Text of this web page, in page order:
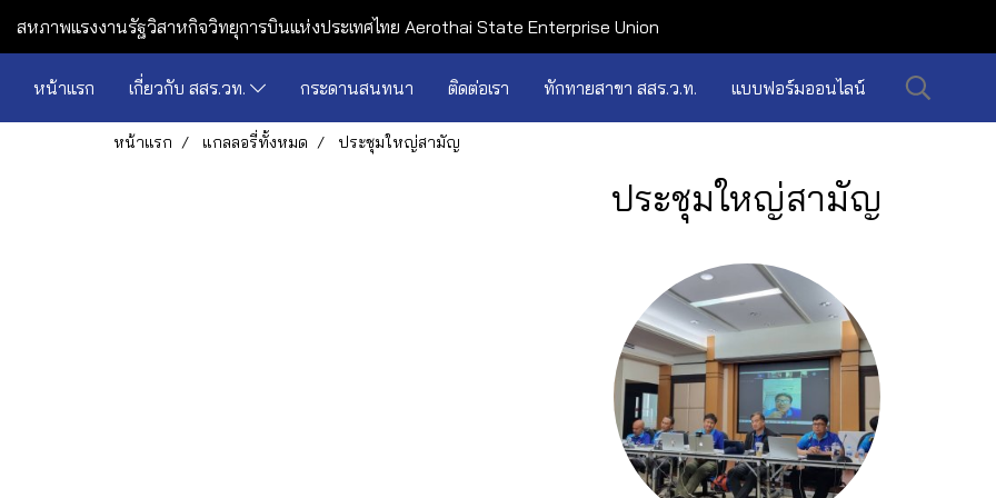
สหภาพแรงงานรัฐวิสาหกิจวิทยุการบินแห่งประเทศไทย Aerothai State Enterprise Union
หน้าแรก เกี่ยวกับ สสร.วท. กระดานสนทนา ติดต่อเรา ทักทายสาขา สสร.ว.ท. แบบฟอร์มออนไลน์
หน้าแรก แกลลอรี่ทั้งหมด ประชุมใหญ่สามัญ
ประชุมใหญ่สามัญ